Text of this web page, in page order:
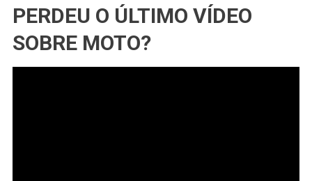
PERDEU O ÚLTIMO VÍDEO
SOBRE MOTO?